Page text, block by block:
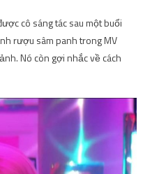
cô sáng tác sau một buổi
rượu sâm panh trong MV
Nó còn gợi nhắc về cách